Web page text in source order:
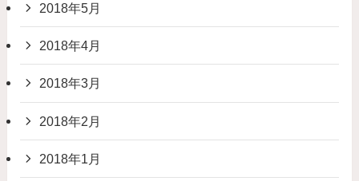
2018年5月
2018年4月
2018年3月
2018年2月
2018年1月